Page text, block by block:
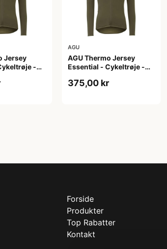
Jersey
-
AGU
AGU Thermo Jersey
Essential - Cykeltrøje -
XXL
375,00 kr
Forside
Produkter
Top Rabatter
Kontakt